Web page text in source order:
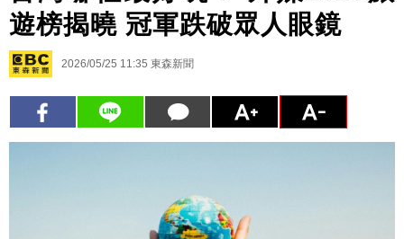
遊榜揭曉 冠軍跌破眾人眼鏡
2026/05/25 11:35 東森新聞